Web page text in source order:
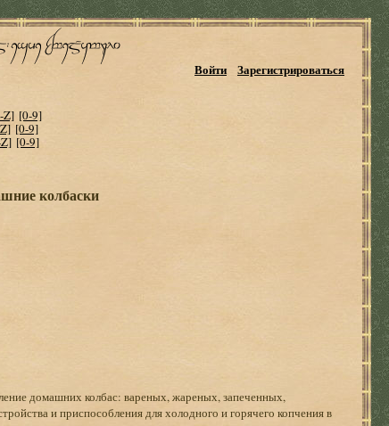
Войти Зарегистрироваться
Z] [0-9]
[0-9]
[0-9]
колбаски
домашних колбас: вареных, жареных, запеченных,
и приспособления для холодного и горячего копчения в